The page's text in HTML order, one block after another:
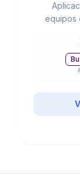
equipos